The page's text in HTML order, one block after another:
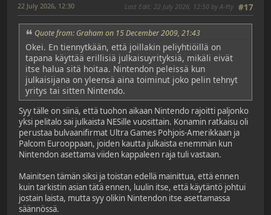
#17
22 July 2026, 12:30 Last Edit: 22 July 2026, 12:50 by A-Yty
Quote from: Graham on 15 December 2009, 21:43
Okei. En tiennytkään, että joillakin peliyhtiöillä on
tapana käyttää erillisiä julkaisuyrityksiä, mikäli eivät
itse halua sitä hoitaa. Nintendon peleissä kun
julkaisijana on yleensä aina toiminut joko pelin tehnyt
yritys tai sitten Nintendo.
Syy tälle on siinä, että tuohon aikaan Nintendo rajoitti paljonko
yksi pelitalo sai julkaista NESille vuosittain. Konamin ratkaisu oli
perustaa bulvaanifirmat Ultra Games Pohjois-Amerikkaan ja
Palcom Eurooppaan, joiden kautta julkaista enemmän kun
Nintendon asettama viiden kappaleen raja tuli vastaan.
Mainitsen tämän siksi ja toistan edellä mainittua, että ennen
kuin tarkistin asian tätä ennen, luulin itse, että käytäntö johtui
jostain laista, mutta syy olikin Nintendon itse asettamassa
säännössä.